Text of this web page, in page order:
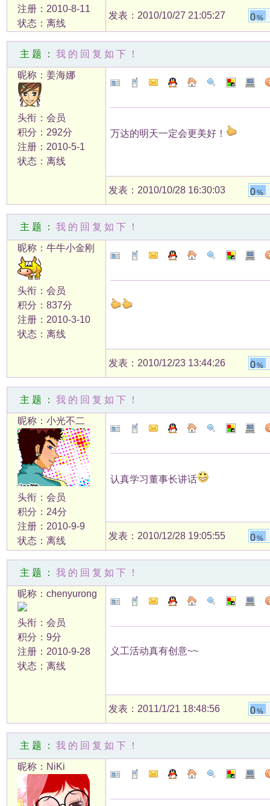
注册：2010-8-11
状态：离线
发表：2010/10/27 21:05:27 0%
主题： 我的回复如下！
昵称：姜海娜
头衔：会员
积分：292分
注册：2010-5-1
状态：离线
万达的明天一定会更美好！
发表：2010/10/28 16:30:03 0%
主题： 我的回复如下！
昵称：牛牛小金刚
头衔：会员
积分：837分
注册：2010-3-10
状态：离线
发表：2010/12/23 13:44:26 0%
主题： 我的回复如下！
昵称：小光不二
头衔：会员
积分：24分
注册：2010-9-9
状态：离线
认真学习董事长讲话
发表：2010/12/28 19:05:55 0%
主题： 我的回复如下！
昵称：chenyurong
头衔：会员
积分：9分
注册：2010-9-28
状态：离线
义工活动真有创意~~
发表：2011/1/21 18:48:56 0%
主题： 我的回复如下！
昵称：NiKi